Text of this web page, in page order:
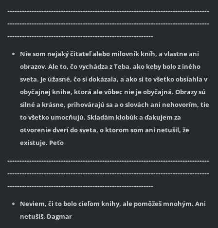
-----------------------------------------------------------------------------------
-----------------------------------------------------------------------------------
------------------------------------------------------------
Nie som nejaký čitateľ alebo milovník kníh, a vlastne ani
obrazov. Ale to, čo vychádza z Teba, ako keby bolo z iného
sveta. Je úžasné, čo si dokázala, a ako si to všetko obsiahla v
obyčajnej knihe, ktorá ale vôbec nie je obyčajná. Obrazy sú
silné a krásne, prihovárajú sa a o slovách ani nehovorím, tie
to všetko umocňujú. Skladám klobúk a ďakujem za
otvorenie dverí do sveta, o ktorom som ani netušil, že
existuje. Peťo
-----------------------------------------------------------------------------------
-----------------------------------------------------------------------------------
------------------------------------------------------------
Neviem, či to bolo cieľom knihy, ale pomôžeš mnohým. Ani
netušíš. Dagmar